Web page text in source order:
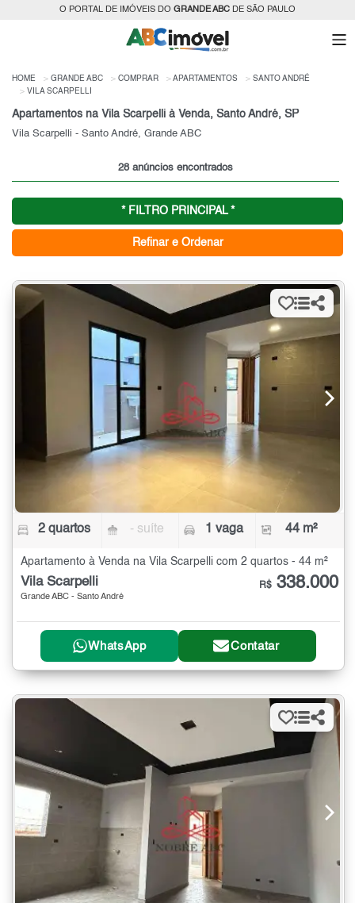
O PORTAL DE IMÓVEIS DO GRANDE ABC DE SÃO PAULO
HOME GRANDE ABC COMPRAR APARTAMENTOS
SANTO ANDRÉ
VILA SCARPELLI
Apartamentos na Vila Scarpelli à Venda, Santo André, SP
Vila Scarpelli - Santo André, Grande ABC
28 anúncios encontrados
* FILTRO PRINCIPAL *
Refinar e Ordenar
2 quartos - suíte 1 vaga 44 m²
Apartamento à Venda na Vila Scarpelli com 2 quartos - 44 m²
Vila Scarpelli
Grande ABC - Santo André
R$ 338.000
WhatsApp Contatar